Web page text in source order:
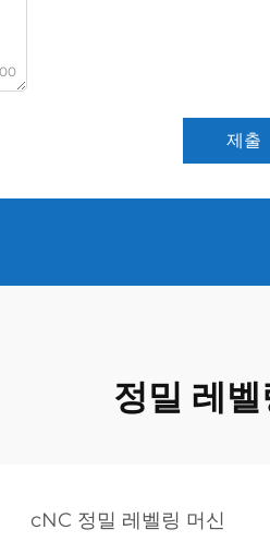
제출
정밀 레
cNC 정밀 레벨링 머신